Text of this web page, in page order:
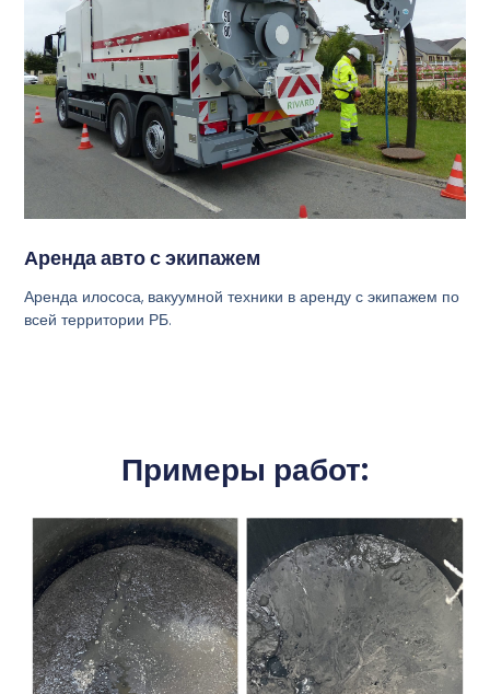
Аренда авто с экипажем
Аренда илососа, вакуумной техники в аренду с экипажем по
всей территории РБ.
Примеры работ: